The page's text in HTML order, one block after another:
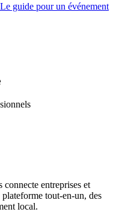
guide pour un événement
entreprises et
tout-en-un, des
local.